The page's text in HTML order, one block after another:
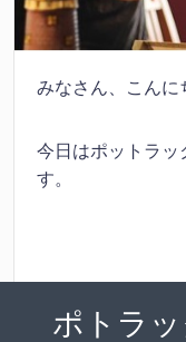
みなさん、こんに
今日はポットラッ
す。
ポトラ